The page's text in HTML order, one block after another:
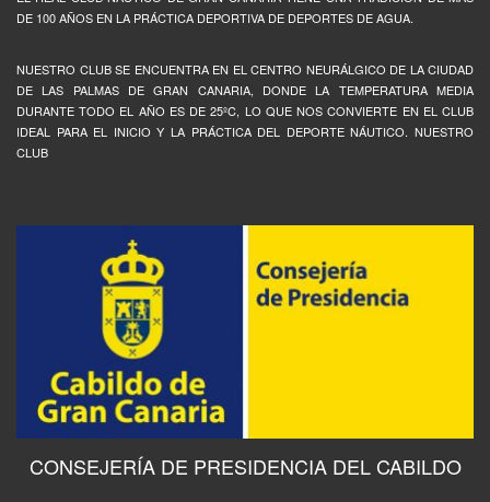
DE 100 AÑOS EN LA PRÁCTICA DEPORTIVA DE DEPORTES DE AGUA.
NUESTRO CLUB SE ENCUENTRA EN EL CENTRO NEURÁLGICO DE LA CIUDAD
DE LAS PALMAS DE GRAN CANARIA, DONDE LA TEMPERATURA MEDIA
DURANTE TODO EL AÑO ES DE 25ºC, LO QUE NOS CONVIERTE EN EL CLUB
IDEAL PARA EL INICIO Y LA PRÁCTICA DEL DEPORTE NÁUTICO. NUESTRO
CLUB
CONSEJERÍA DE PRESIDENCIA DEL CABILDO